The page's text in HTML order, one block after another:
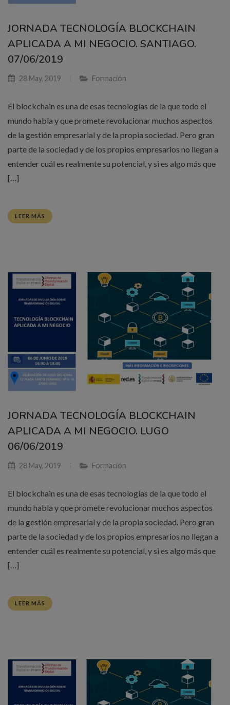
JORNADA TECNOLOGÍA BLOCKCHAIN
APLICADA A MI NEGOCIO. SANTIAGO.
07/06/2019
28 May, 2019 Formación
El blockchain es una de esas tecnologías de la que todo el
mundo habla y que promete revolucionar muchos aspectos
de la gestión empresarial y de la propia sociedad. Pero gran
parte de la sociedad y de los propios empresarios no llegan a
entender cuál es realmente su potencial, y si es algo más que
[…]
LEER MÁS
JORNADA TECNOLOGÍA BLOCKCHAIN
APLICADA A MI NEGOCIO. LUGO
06/06/2019
28 May, 2019 Formación
El blockchain es una de esas tecnologías de la que todo el
mundo habla y que promete revolucionar muchos aspectos
de la gestión empresarial y de la propia sociedad. Pero gran
parte de la sociedad y de los propios empresarios no llegan a
entender cuál es realmente su potencial, y si es algo más que
[…]
LEER MÁS